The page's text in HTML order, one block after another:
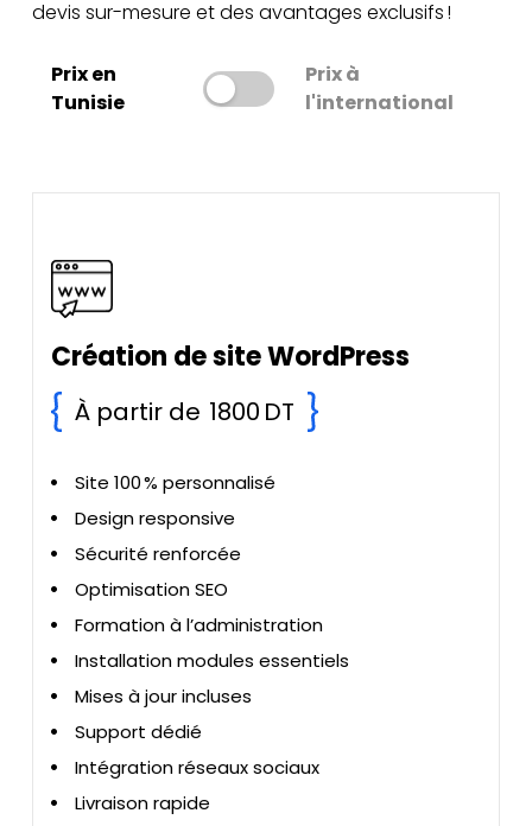
devis sur-mesure et des avantages exclusifs !
Prix en
Tunisie
Toggle
Prix à
l'international
Création de site WordPress
À partir de 1800 DT
Site 100 % personnalisé
Design responsive
Sécurité renforcée
Optimisation SEO
Formation à l’administration
Installation modules essentiels
Mises à jour incluses
Support dédié
Intégration réseaux sociaux
Livraison rapide